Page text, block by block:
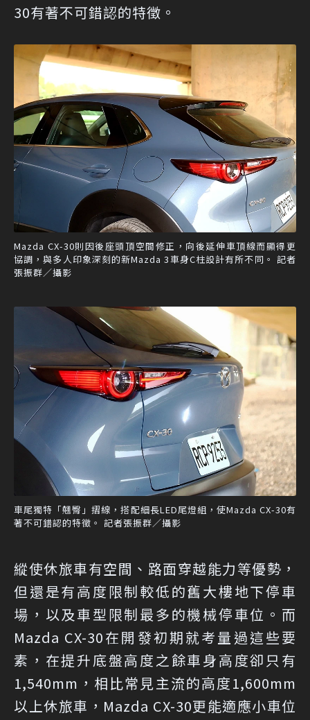
30有著不可錯認的特徵。
Mazda CX-30則因後座頭頂空間修正，向後延伸車頂線而顯得更
協調，與多人印象深刻的新Mazda 3車身C柱設計有所不同。 記者
張振群／攝影
車尾獨特「翹臀」摺線，搭配細長LED尾燈組，使Mazda CX-30有
著不可錯認的特徵。 記者張振群／攝影
縱使休旅車有空間、路面穿越能力等優勢，
但還是有高度限制較低的舊大樓地下停車
場，以及車型限制最多的機械停車位。而
Mazda CX-30在開發初期就考量過這些要
素，在提升底盤高度之餘車身高度卻只有
1,540mm，相比常見主流的高度1,600mm
以上休旅車，Mazda CX-30更能適應小車位